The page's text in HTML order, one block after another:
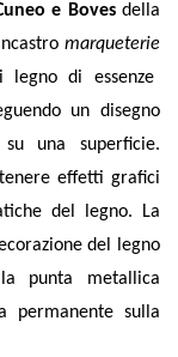
e Bovesdella
marqueterie
legno di essenze
un disegno
una superficie.
effetti grafici
del legno.
La
del legno
punta metallica
permanente sulla